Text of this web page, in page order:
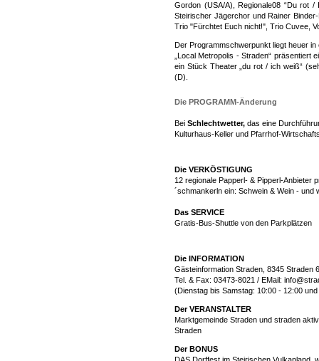
Gordon (USA/A), Regionale08 “Du rot /
Steirischer Jägerchor und Rainer
Trio "Fürchtet Euch nicht!", Trio Cuvee,
Der Programmschwerpunkt liegt heuer
„Local Metropolis - Straden“
ein Stück Theater „du rot / ich weiß“
(D).
Die PROGRAMM-Änderung
Bei Schlechtwetter, das eine
Kulturhaus-Keller und Pfarrhof-
Die VERKÖSTIGUNG
12 regionale Papperl- & Pipperl-Anbieter
´schmankerln ein: Schwein & Wein -
Das SERVICE
Gratis-Bus-Shuttle von den Parkplätzen
Die INFORMATION
Gästeinformation Straden, 8345 Straden
Tel. & Fax: 03473-8021 / EMail:
(Dienstag bis Samstag: 10:00 - 12:00
Der VERANSTALTER
Marktgemeinde Straden und straden
Straden
Der BONUS